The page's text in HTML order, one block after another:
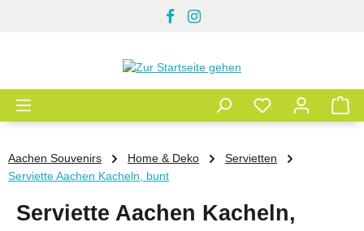
Aachen Souvenirs Home & Deko
Servietten
Serviette Aachen Kacheln, bunt
Serviette Aachen Kacheln,